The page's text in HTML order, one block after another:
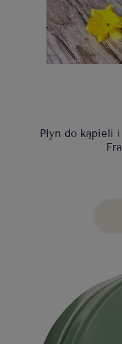
Płyn do kąpieli